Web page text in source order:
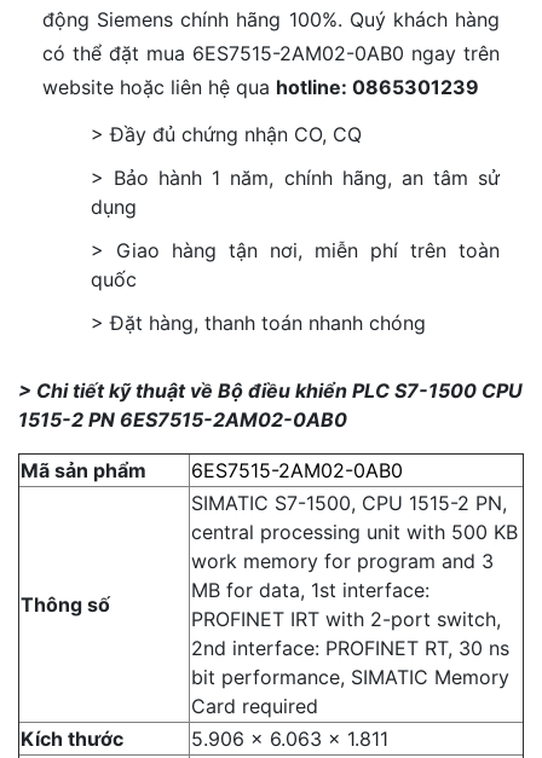
động Siemens chính hãng 100%. Quý khách hàng
có thể đặt mua 6ES7515-2AM02-0AB0 ngay trên
website hoặc liên hệ qua hotline: 0865301239
> Đầy đủ chứng nhận CO, CQ
> Bảo hành 1 năm, chính hãng, an tâm sử
dụng
> Giao hàng tận nơi, miễn phí trên toàn
quốc
> Đặt hàng, thanh toán nhanh chóng
> Chi tiết kỹ thuật về Bộ điều khiển PLC S7-1500 CPU
1515-2 PN 6ES7515-2AM02-0AB0
Mã sản phẩm 6ES7515-2AM02-0AB0
Thông số
SIMATIC S7-1500, CPU 1515-2 PN,
central processing unit with 500 KB
work memory for program and 3
MB for data, 1st interface:
PROFINET IRT with 2-port switch,
2nd interface: PROFINET RT, 30 ns
bit performance, SIMATIC Memory
Card required
Kích thước
5.906 x 6.063 x 1.811